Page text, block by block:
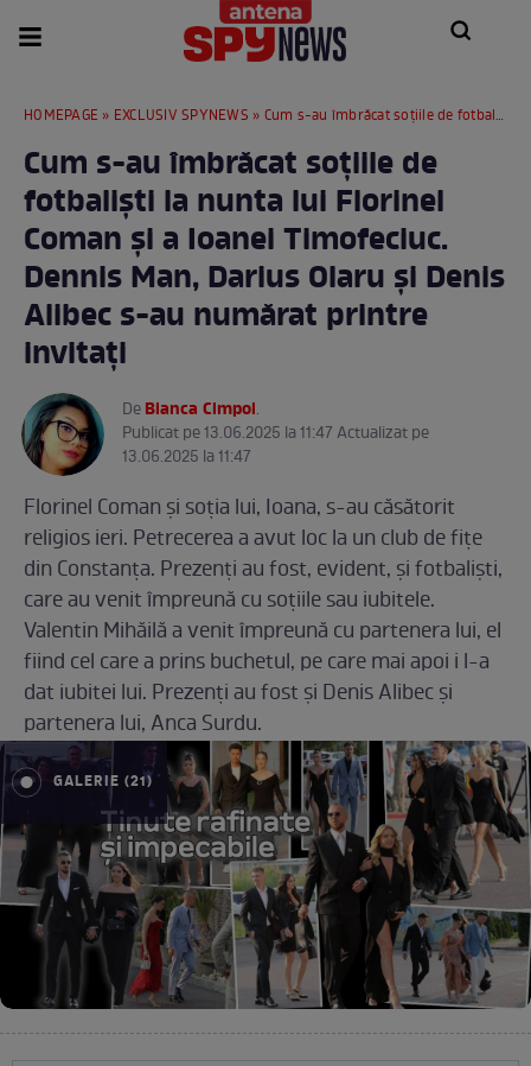
HOMEPAGE » EXCLUSIV SPYNEWS » Cum s-au îmbrăcat soțiile de fotbaliști la nunta lui Florinel Coman și a Ioanei Timofeciuc. Dennis Man, Darius Olaru și Denis Alibec s-au numărat printre invitați
Cum s-au îmbrăcat soțiile de
fotbaliști la nunta lui Florinel
Coman și a Ioanei Timofeciuc.
Dennis Man, Darius Olaru și Denis
Alibec s-au numărat printre
invitați
DeBianca Cimpoi.
Publicat pe 13.06.2025 la 11:47 Actualizat pe
13.06.2025 la 11:47
Florinel Coman și soția lui, Ioana, s-au căsătorit
religios ieri. Petrecerea a avut loc la un club de fițe
din Constanța. Prezenți au fost, evident, și fotbaliști,
care au venit împreună cu soțiile sau iubitele.
Valentin Mihăilă a venit împreună cu partenera lui, el
fiind cel care a prins buchetul, pe care mai apoi i l-a
dat iubitei lui. Prezenți au fost și Denis Alibec și
partenera lui, Anca Surdu.
GALERIE (21)